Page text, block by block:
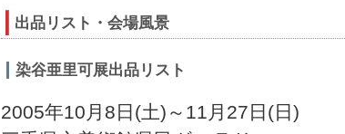
出品リスト・会場風景
染谷亜里可展出品リスト
2005年10月8日(土)～11月27日(日)